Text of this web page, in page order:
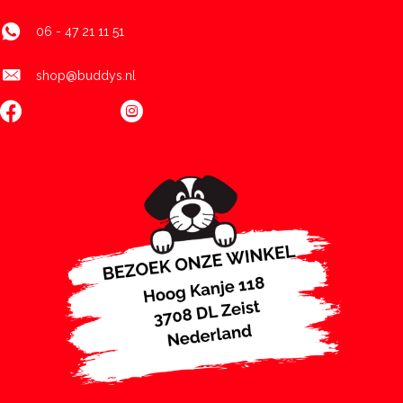
06 - 47 21 11 51
shop@buddys.nl